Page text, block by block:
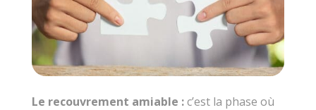
Le recouvrement amiable :c’est la phase où